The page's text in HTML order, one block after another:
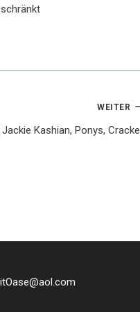
WEITER
Kashian, Ponys,